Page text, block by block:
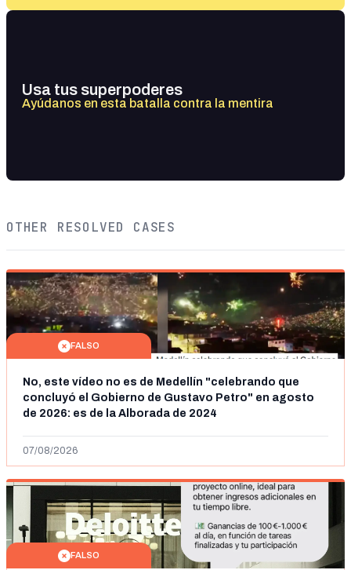
Usa tus superpoderes
Ayúdanos en esta batalla contra la mentira
OTHER RESOLVED CASES
FALSO
No, este vídeo no es de Medellín "celebrando que
concluyó el Gobierno de Gustavo Petro" en agosto
de 2026: es de la Alborada de 2024
07/08/2026
FALSO